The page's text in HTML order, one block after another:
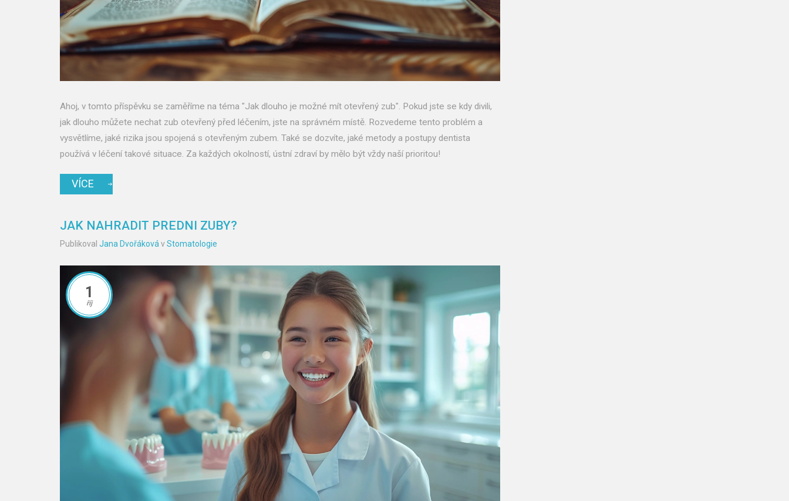
Ahoj, v tomto příspěvku se zaměříme na téma "Jak dlouho je možné mít otevřený zub". Pokud jste se kdy divili,
jak dlouho můžete nechat zub otevřený před léčením, jste na správném místě. Rozvedeme tento problém a
vysvětlíme, jaké rizika jsou spojená s otevřeným zubem. Také se dozvíte, jaké metody a postupy dentista
používá v léčení takové situace. Za každých okolností, ústní zdraví by mělo být vždy naší prioritou!
VÍCE
JAK NAHRADIT PREDNI ZUBY?
Publikoval Jana Dvořáková vStomatologie
1
říj